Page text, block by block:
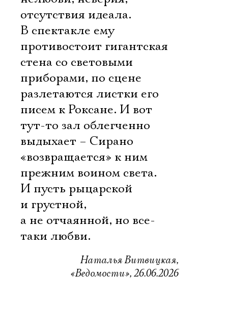
отсутствия идеала.
В спектакле ему
противостоит гигантская
стена со световыми
приборами, по сцене
разлетаются листки его
писем к Роксане. И вот
тут-то зал облегченно
выдыхает – Сирано
«возвращается» к ним
прежним воином света.
И пусть рыцарской
и грустной,
а не отчаянной, но все-
таки любви.
Наталья Витвицкая,
«Ведомости», 26.06.2026